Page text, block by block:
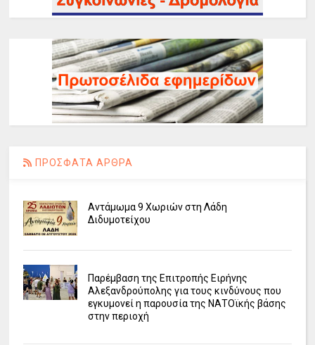
ΠΡΟΣΦΑΤΑ ΑΡΘΡΑ
Αντάμωμα 9 Χωριών στη Λάδη
Διδυμοτείχου
Παρέμβαση της Επιτροπής Ειρήνης
Αλεξανδρούπολης για τους κινδύνους που
εγκυμονεί η παρουσία της ΝΑΤΟϊκής βάσης
στην περιοχή